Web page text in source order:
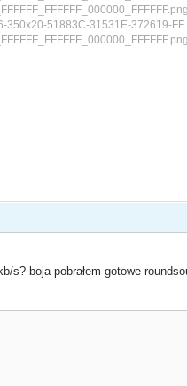
s? boja pobrałem gotowe